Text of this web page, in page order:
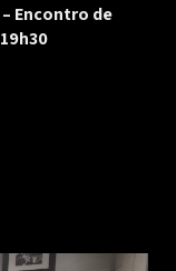
Encontro de